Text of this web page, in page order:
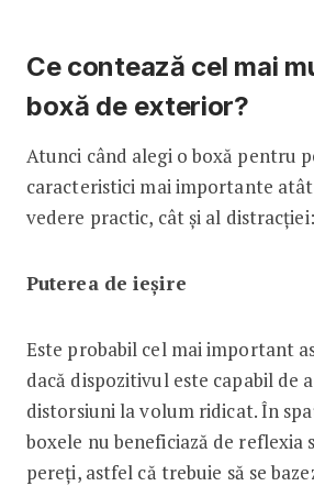
Ce contează cel mai
boxă de exterior?
Atunci când alegi o boxă pentru
caracteristici mai importante
vedere practic, cât și al distracției:
Puterea de ieșire
Este probabil cel mai important
dacă dispozitivul este capabil de
distorsiuni la volum ridicat. În
boxele nu beneficiază de reflexia
pereți, astfel că trebuie să se